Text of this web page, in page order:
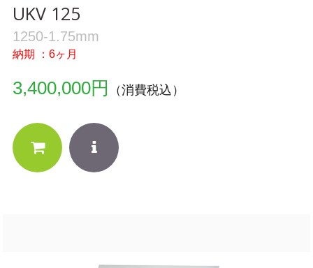
UKV 125
1250-1.75mm
納期 ：6ヶ月
3,400,000円 （消費税込）